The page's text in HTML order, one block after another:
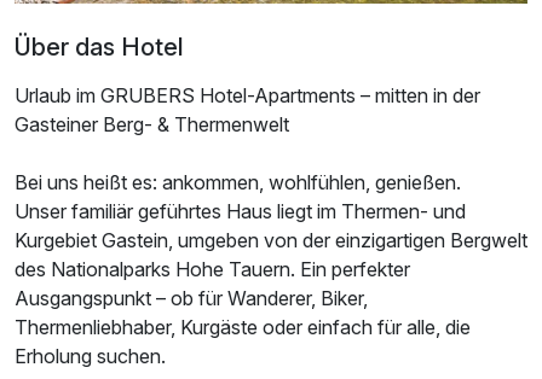
Zusatznächte
Für 8 Tage p.P. ab
Über das Hotel
Urlaub im GRUBERS Hotel-Apartments – mitten in der
Gasteiner Berg- & Thermenwelt
Bei uns heißt es: ankommen, wohlfühlen, genießen.
Unser familiär geführtes Haus liegt im Thermen- und
Kurgebiet Gastein, umgeben von der einzigartigen Bergwelt
des Nationalparks Hohe Tauern. Ein perfekter
Ausgangspunkt – ob für Wanderer, Biker,
Thermenliebhaber, Kurgäste oder einfach für alle, die
Erholung suchen.